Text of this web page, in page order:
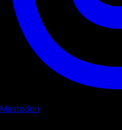
Mastodon